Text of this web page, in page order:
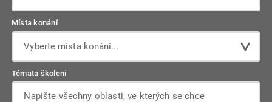
Místa konání
Vyberte místa konání...
Témata školení